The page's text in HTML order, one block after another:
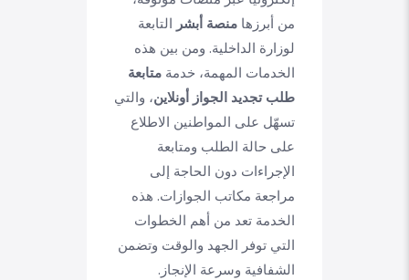
من أبرزها منصة أبشر التابعة
لوزارة الداخلية. ومن بين هذه
الخدمات المهمة، خدمة متابعة
طلب تجديد الجواز أونلاين، والتي
تسهّل على المواطنين الاطلاع
على حالة الطلب ومتابعة
الإجراءات دون الحاجة إلى
مراجعة مكاتب الجوازات. هذه
الخدمة تعد من أهم الخطوات
التي توفر الجهد والوقت وتضمن
الشفافية وسرعة الإنجاز.